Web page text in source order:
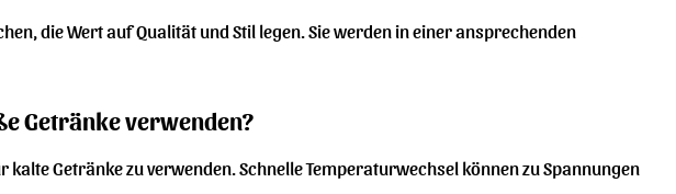
die Wert auf Qualität und Stil legen. Sie werden in einer ansprechenden
Getränke verwenden?
Getränke zu verwenden. Schnelle Temperaturwechsel können zu Spannungen